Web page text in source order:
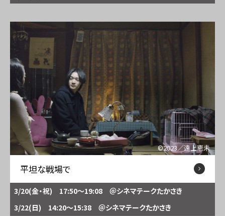
©2023／遠上恵未
平坦な戦場で
3/20(金・祝) 17:50～19:08 ＠シネマテークたかさき
3/22(日) 14:20～15:38 ＠シネマテークたかさき